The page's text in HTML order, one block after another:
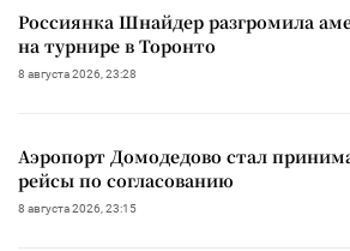
Россиянка Шнайдер разгромила
на турнире в Торонто
8 августа 2026, 23:28
Аэропорт Домодедово стал
рейсы по согласованию
8 августа 2026, 23:15